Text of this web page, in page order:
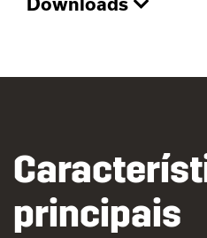
principais